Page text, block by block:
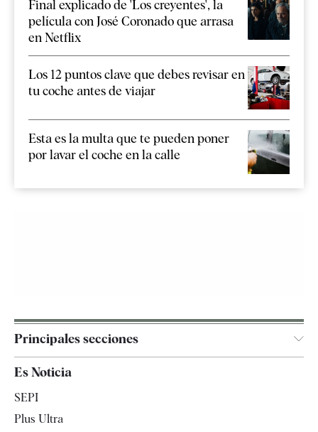
Final explicado de 'Los creyentes', la
película con José Coronado que arrasa
en Netflix
Los 12 puntos clave que debes revisar en
tu coche antes de viajar
Esta es la multa que te pueden poner
por lavar el coche en la calle
Principales secciones
España
Es Noticia
SEPI
Plus Ultra